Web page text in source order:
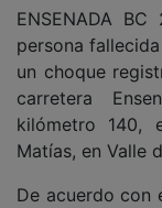
ENSENADA
persona
un choque
carretera
kilómetro 140,
Matías, en Valle
De acuerdo con